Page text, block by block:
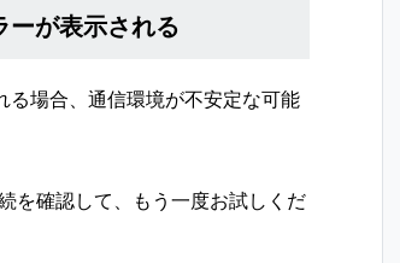
ーが表示される
る場合、通信環境が不安定な可能
を確認して、もう一度お試しくだ